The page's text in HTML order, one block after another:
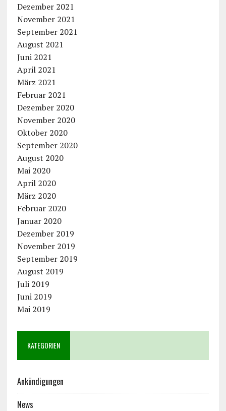
Dezember 2021
November 2021
September 2021
August 2021
Juni 2021
April 2021
März 2021
Februar 2021
Dezember 2020
November 2020
Oktober 2020
September 2020
August 2020
Mai 2020
April 2020
März 2020
Februar 2020
Januar 2020
Dezember 2019
November 2019
September 2019
August 2019
Juli 2019
Juni 2019
Mai 2019
KATEGORIEN
Ankündigungen
News